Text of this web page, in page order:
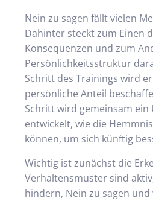
Nein zu sagen fällt vielen
Dahinter steckt zum Einen
Konsequenzen und zum
Persönlichkeitsstruktur
Schritt des Trainings wird
persönliche Anteil
Schritt wird gemeinsam
entwickelt, wie die
können, um sich künftig
Wichtig ist zunächst die
Verhaltensmuster sind
hindern, Nein zu sagen